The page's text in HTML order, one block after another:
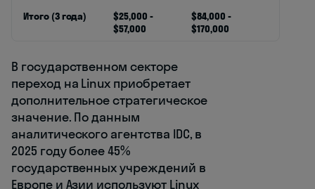
Итого (3 года)
$25,000 -
$57,000
$84,000 -
$170,000
В государственном секторе
переход на Linux приобретает
дополнительное стратегическое
значение. По данным
аналитического агентства IDC, в
2025 году более 45%
государственных учреждений в
Европе и Азии используют Linux